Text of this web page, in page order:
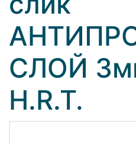
СЛОЙ
H.R.T.